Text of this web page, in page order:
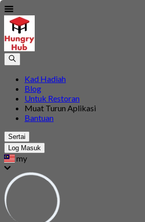
Kad Hadiah
Blog
Untuk Restoran
Muat Turun Aplikasi
Bantuan
Sertai
Log Masuk
my